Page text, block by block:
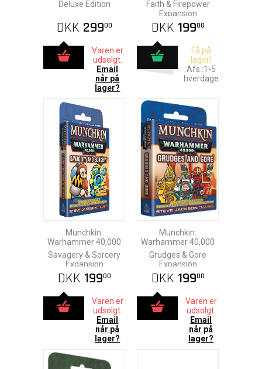
Deluxe Edition
DKK 29900
Varen er
udsolgt.
Email
når på
lager?
Faith & Firepower
Expansion
DKK 19900
Få på
lager!
Afs.:1-5
hverdage
Munchkin:
Warhammer 40,000
Savagery & Sorcery
Expansion
DKK 19900
Varen er
udsolgt.
Email
når på
lager?
Munchkin:
Warhammer 40,000
Grudges & Gore
Expansion
DKK 19900
Varen er
udsolgt.
Email
når på
lager?